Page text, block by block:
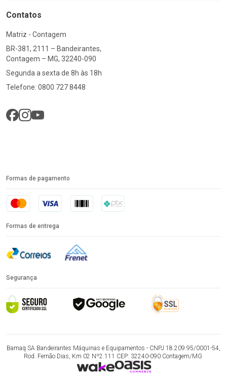
Contatos
Matriz - Contagem
BR-381, 2111 – Bandeirantes,
Contagem – MG, 32240-090
Segunda a sexta de 8h às 18h
Telefone: 0800 727 8448
Formas de pagamento
Formas de entrega
Segurança
Bamaq SA Bandeirantes Máquinas e Equipamentos - CNPJ 18.209.95/0001-54,
Rod. Fernão Dias, Km 02 Nº2.111 CEP: 32240-090 Contagem/MG